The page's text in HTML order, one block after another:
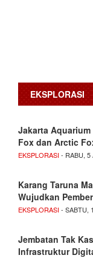
EKSPLORASI
Jakarta
Fox dan Arctic
EKSPLORASI- RABU, 5
Karang Taruna
Wujudkan
EKSPLORASI- SABTU,
Jembatan Tak
Infrastruktur